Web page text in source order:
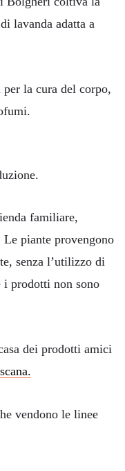
lavanda adatta a
la cura del corpo,
familiare,
piante provengono
senza l’utilizzo di
prodotti non sono
dei prodotti amici
vendono le linee